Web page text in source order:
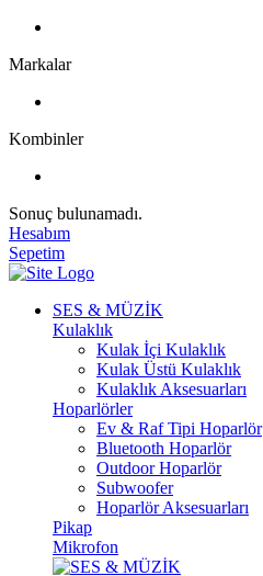
Markalar
Kombinler
Sonuç bulunamadı.
Hesabım
Sepetim
SES & MÜZİK
Kulaklık
Kulak İçi Kulaklık
Kulak Üstü Kulaklık
Kulaklık Aksesuarları
Hoparlörler
Ev & Raf Tipi Hoparlör
Bluetooth Hoparlör
Outdoor Hoparlör
Subwoofer
Hoparlör Aksesuarları
Pikap
Mikrofon